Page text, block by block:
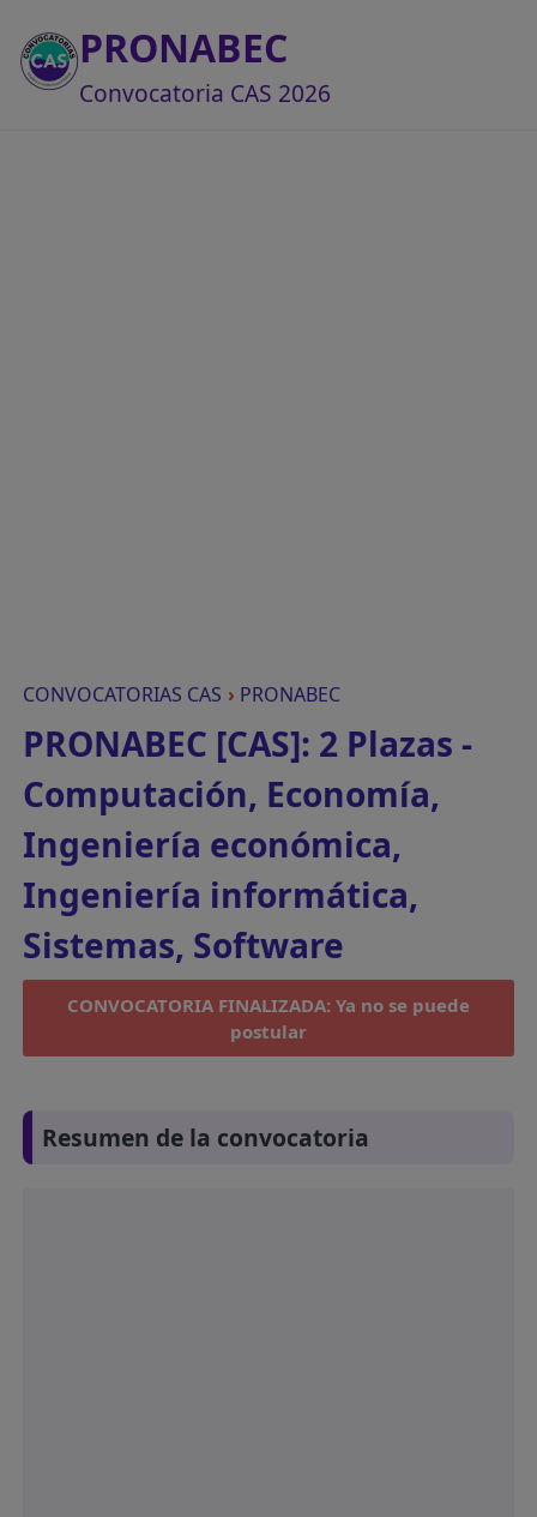
PRONABEC
Convocatoria CAS 2026
CONVOCATORIAS CAS › PRONABEC
PRONABEC [CAS]: 2 Plazas -
Computación, Economía,
Ingeniería económica,
Ingeniería informática,
Sistemas, Software
CONVOCATORIA FINALIZADA: Ya no se puede
postular
Resumen de la convocatoria